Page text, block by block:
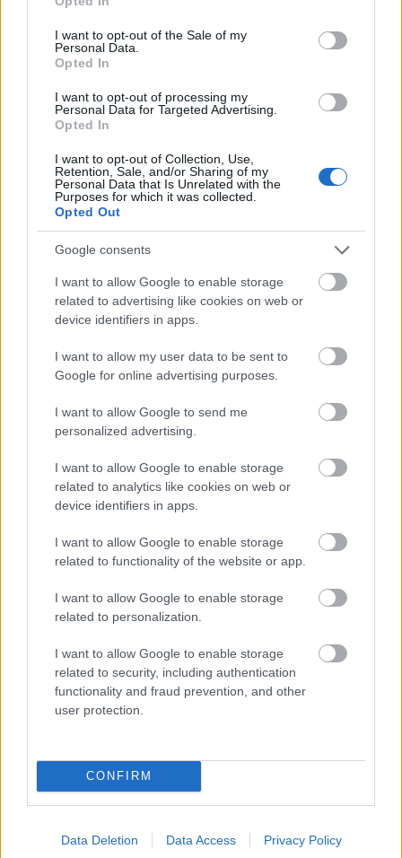
use your data for below specified purposes in below Google
consent section.
I want to opt-out of the Sale of my
Personal Data.
Opted In
I want to opt-out of processing my
Personal Data for Targeted Advertising.
Opted In
I want to opt-out of Collection, Use,
Retention, Sale, and/or Sharing of my
Personal Data that Is Unrelated with the
Purposes for which it was collected.
Opted Out
Google consents
I want to allow Google to enable storage
related to advertising like cookies on web or
device identifiers in apps.
I want to allow my user data to be sent to
Google for online advertising purposes.
I want to allow Google to send me
personalized advertising.
I want to allow Google to enable storage
related to analytics like cookies on web or
device identifiers in apps.
I want to allow Google to enable storage
related to functionality of the website or app.
I want to allow Google to enable storage
related to personalization.
I want to allow Google to enable storage
related to security, including authentication
functionality and fraud prevention, and other
user protection.
CONFIRM
Data Deletion Data Access Privacy Policy
lázadjanak a társadalom gazdagjai és
szegényebbjei közötti szakadék mélyülése miatt. Ha
is, erről megfeledkeznek a politikai hatalom
gyakorlói, akkor útilaput kötnek a talpuk alá.
Minden jel szerint ennek ideje érkezőben van a mai
Magyarországon. Erre érzett rá a jelenlegi
parlamenti ellenzék. Vagy tán szóltak is nekik, amire
az is utal, hogy megnőtt a tőkés hatalmi
centrumokból finanszírozott vagy részben
finanszírozott médiumok, újságírók, illetve az
úgynevezett civil szervezetek száma, aktivitása. De
bele ne élje már magát valaki abba, hogy az a
feladatuk: menjenek szembe az őket pénzelők
István is csupán a kapitalizmuson belüli
hatalomgyakorlási mód (általa) remélt változásáról
Ugyanúgy, mint a parlamenti ellenzék tagjai. Azzal
a közösből, akkor a nép is boldog lesz, és sokan, az
irigységi tényező miatt, ezért adják majd rájuk a
szavazatukat. Persze, valójában csupán arra
gondolnak, hogy a társadalom által létrehozott
értékek hasznából az uralkodó külföldi tőkés
csoportok által az országban hagyott
töredékpénzeket egyenletesebben osztják majd el az
eliten belül, mint a mohó orbánisták. Ám erre a nép
csak pár év múlva jön rá, s aki időt nyer, életet nyer.
Jelen esetben a kapitalizmus mostani
következő választásig, amikor ismét
elhúzzák a választók előtt a
mézesmadzagot.